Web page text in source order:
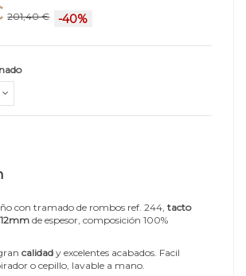
201,40 € -40%
con tramado de rombos ref. 244, tacto
12mm de espesor, composición 100%
calidad y excelentes acabados. Facil
o cepillo, lavable a mano.